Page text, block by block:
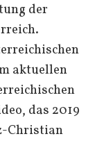
der
aktuellen
das 2019
Christian